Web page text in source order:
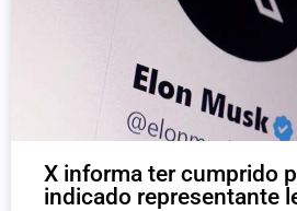
X informa ter cumprido
indicado representante